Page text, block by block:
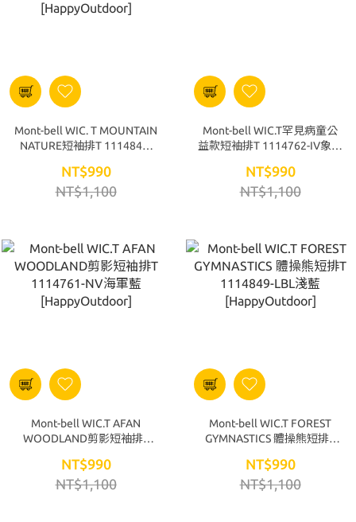
Mont-bell WIC. T MOUNTAIN
NATURE短袖排T 1114843-
NT$990
NT$1,100
Mont-bell WIC.T罕見病童公
益款短袖排T 1114762-IV象牙
NT$990
NT$1,100
Mont-bell WIC.T AFAN
WOODLAND剪影短袖排T
[HappyOutdoor]
NT$990
NT$1,100
Mont-bell WIC.T FOREST
GYMNASTICS 體操熊短排T
[HappyOutdoor]
NT$990
NT$1,100